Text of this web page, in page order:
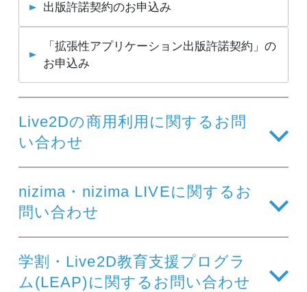
出版許諾契約のお申込み
「拡張性アプリケーション出版許諾契約」の
お申込み
Live2Dの商用利用に関するお問
い合わせ
nizima・nizima LIVEに関するお
問い合わせ
学割・Live2D教育支援プログラ
ム(LEAP)に関するお問い合わせ